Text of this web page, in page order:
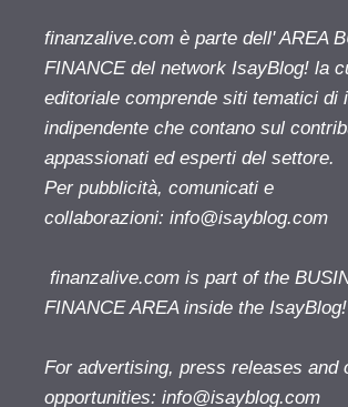
finanzalive.com è parte dell' AREA
FINANCE del network IsayBlog! la
editoriale comprende siti tematici di
indipendente che contano sul
appassionati ed esperti del settore.
Per pubblicità, comunicati e
collaborazioni: info@isayblog.com
finanzalive.com is part of the
FINANCE AREA inside the
For advertising, press releases and
opportunities: info@isayblog.com